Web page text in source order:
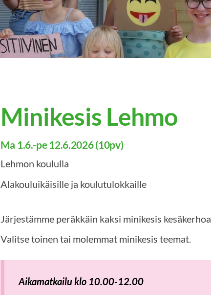
Minikesis Lehmo
Ma 1.6.-pe 12.6.2026 (10pv)
Lehmon koululla
Alakouluikäisille ja koulutulokkaille
Järjestämme peräkkäin kaksi minikesis kesäkerhoa.
Valitse toinen tai molemmat minikesis teemat.
Aikamatkailu klo 10.00-12.00